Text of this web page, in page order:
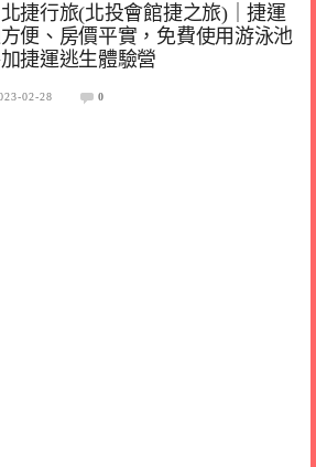
北捷行旅(北投會館捷之旅)｜捷運
便、房價平實，免費使用游泳池
捷運逃生體驗營
02-28 0